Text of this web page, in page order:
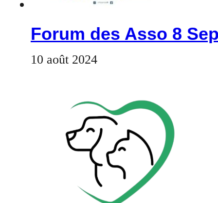
Forum des Asso 8
10 août 2024